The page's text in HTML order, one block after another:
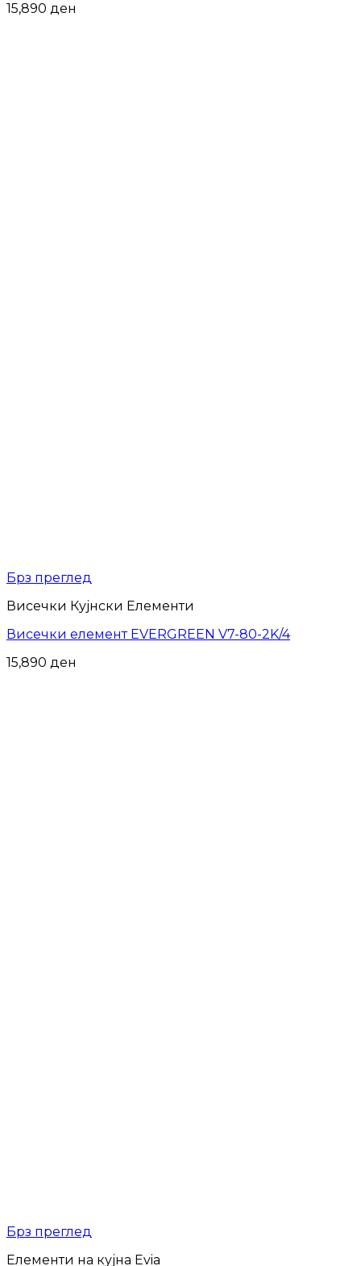
15,890 ден
Брз преглед
Висечки Кујнски Елементи
Висечки елемент EVERGREEN V7-80-2K/4
15,890 ден
Брз преглед
Елементи на кујна Evia